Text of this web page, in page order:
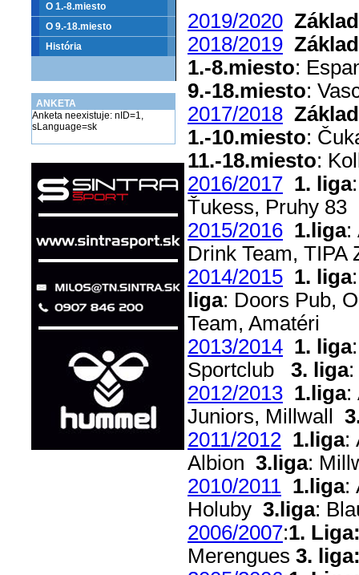
O 1.-8.miesto
O 9.-18.miesto
História
ANKETA
Anketa neexistuje: nID=1,
sLanguage=sk
2019/2020
2018/2019
1.-8.miesto:
9.-18.miesto:
2017/2018
1.-10.miesto:
11.-18.miesto:
2016/2017 1. liga
Ťukess, Pruhy 83
2015/2016 1.liga:
Drink Team,
2014/2015 1. liga
liga: Doors Pub,
Team, Amatéri
2013/2014 1. liga
Sportclub 3. liga:
2012/2013 1.liga:
Juniors, Millwall
2011/2012 1.liga:
Albion 3.liga:
2010/2011 1.liga:
Holuby 3.liga:
2006/2007:1.
Merengues 3.